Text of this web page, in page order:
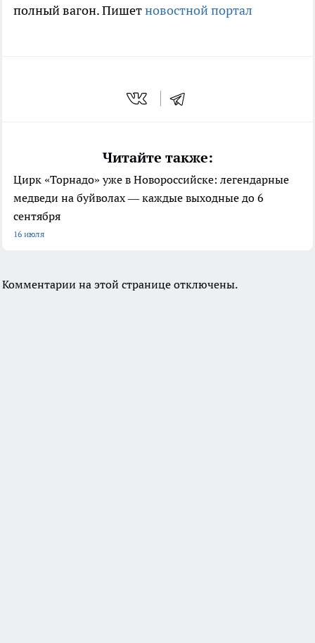
полный вагон. Пишетновостной портал
Читайте также:
Цирк «Торнадо» уже в Новороссийске: легендарные
медведи на буйволах — каждые выходные до 6
сентября
16 июля
Комментарии на этой странице отключены.